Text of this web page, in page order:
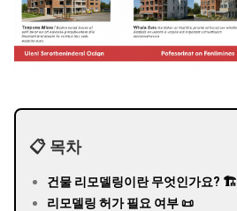
📋 목차
건물 리모델링이란 무엇인가요? 🏗️
리모델링 허가 필요 여부 📜